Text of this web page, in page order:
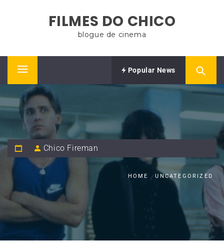
FILMES DO CHICO
blogue de cinema
Primary
Menu
Popular News
Chico Fireman
HOME UNCATEGORIZED